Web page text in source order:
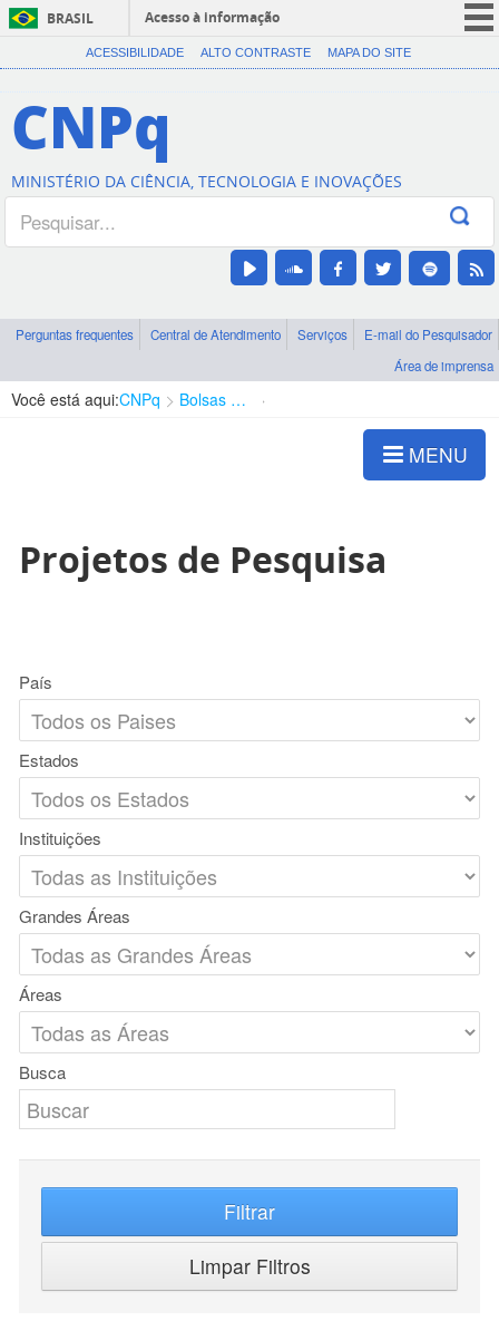
BRASIL
Acesso à informação
CORONAVÍRUS (COVID-19)
Canais
ACESSIBILIDADE ALTO CONTRASTE MAPA DO SITE
CNPq
MINISTÉRIO DA CIÊNCIA, TECNOLOGIA E INOVAÇÕES
Perguntas frequentes Central de Atendimento Serviços
E-mail do Pesquisador
Área de imprensa
Você está aqui:CNPq Bolsas e Auxílios Vigentes
MENU
Projetos de Pesquisa
País
Estados
Instituições
Grandes Áreas
Áreas
Busca
Filtrar
Limpar Filtros